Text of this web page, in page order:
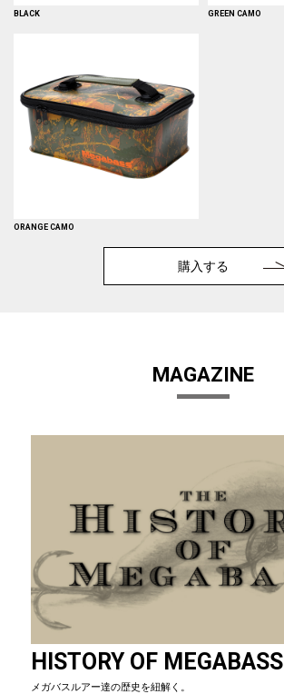
BLACK GREEN CAMO
ORANGE CAMO
購入する
MAGAZINE
HISTORY OF MEGABASS
メガバスルアー達の歴史を紐解く。